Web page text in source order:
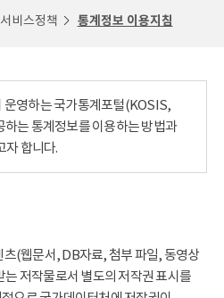
서비스정책 통계정보 이용지침
운영하는 국가통계포털(KOSIS,
하는 통계정보를 이용하는 방법과
자 합니다.
(웹문서, DB자료, 첨부 파일, 동영상
저작물로서 별도의 저작권 표시를